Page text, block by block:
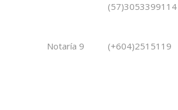
(57)3053399114
Notaría 9 (+604)2515119